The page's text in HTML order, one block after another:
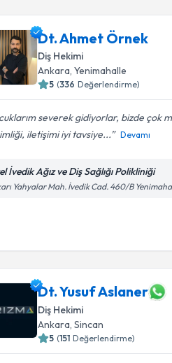
Dt. Ahmet Örnek
Diş Hekimi
Ankara, Yenimahalle
5 (336 Değerlendirme)
severek gidiyorlar, bizde çok
iletişimi iyi tavsiye...
Devamı
İvedik Ağız ve Diş Sağlığı Polikliniği
Yahyalar Mah. İvedik Cad. 460/B
Dt. Yusuf Aslaner
Diş Hekimi
Ankara , Sincan
5 (151 Değerlendirme)